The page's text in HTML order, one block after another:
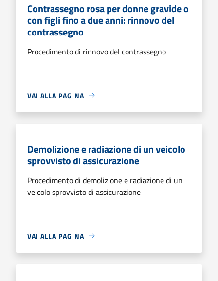
Contrassegno rosa per donne gravide o
con figli fino a due anni: rinnovo del
contrassegno
Procedimento di rinnovo del contrassegno
VAI ALLA PAGINA
Demolizione e radiazione di un veicolo
sprovvisto di assicurazione
Procedimento di demolizione e radiazione di un
veicolo sprovvisto di assicurazione
VAI ALLA PAGINA